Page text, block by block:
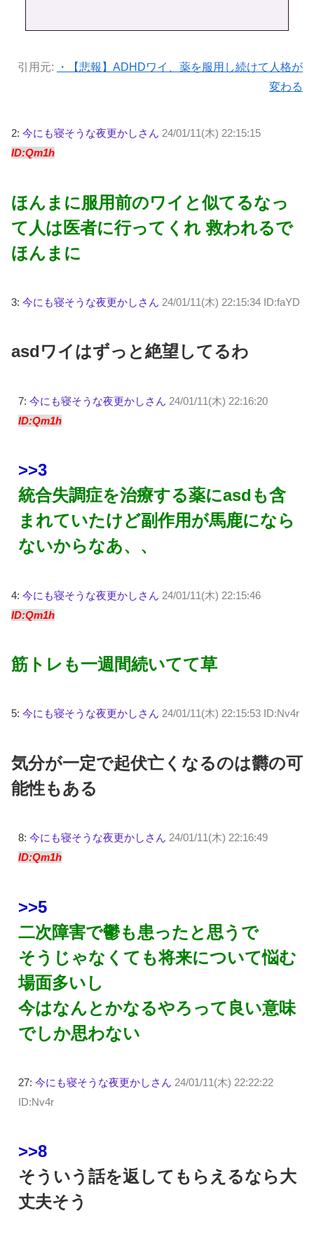
引用元:
・【悲報】ADHDワイ、薬を服用し続けて人格が
変わる
2: 今にも寝そうな夜更かしさん 24/01/11(木) 22:15:15
ID:Qm1h
ほんまに服用前のワイと似てるなっ
て人は医者に行ってくれ 救われるで
ほんまに
3: 今にも寝そうな夜更かしさん 24/01/11(木) 22:15:34 ID:faYD
asdワイはずっと絶望してるわ
7: 今にも寝そうな夜更かしさん 24/01/11(木) 22:16:20
ID:Qm1h
>>3
統合失調症を治療する薬にasdも含
まれていたけど副作用が馬鹿になら
ないからなあ、、
4: 今にも寝そうな夜更かしさん 24/01/11(木) 22:15:46
ID:Qm1h
筋トレも一週間続いてて草
5: 今にも寝そうな夜更かしさん 24/01/11(木) 22:15:53 ID:Nv4r
気分が一定で起伏亡くなるのは欝の可
能性もある
8: 今にも寝そうな夜更かしさん 24/01/11(木) 22:16:49
ID:Qm1h
>>5
二次障害で鬱も患ったと思うで
そうじゃなくても将来について悩む
場面多いし
今はなんとかなるやろって良い意味
でしか思わない
27: 今にも寝そうな夜更かしさん 24/01/11(木) 22:22:22
ID:Nv4r
>>8
そういう話を返してもらえるなら大
丈夫そう